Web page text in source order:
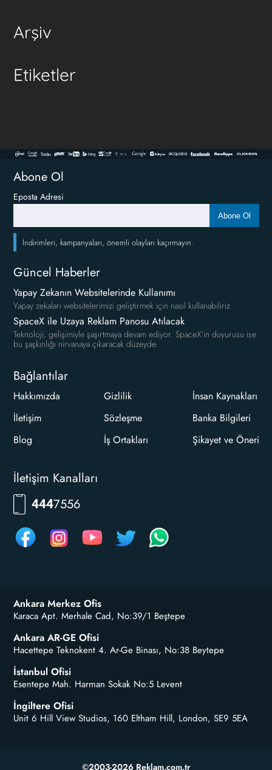
Arşiv
Etiketler
Abone Ol
Eposta Adresi
Abone Ol
İndirimleri, kampanyaları, önemli olayları kaçırmayın.
Güncel Haberler
Yapay Zekanın Websitelerinde Kullanımı
Yapay zekaları websitelerimizi geliştirmek için nasıl kullanabiliriz
SpaceX ile Uzaya Reklam Panosu Atılacak
Teknoloji, gelişimiyle şaşırtmaya devam ediyor. SpaceX'in duyurusu ise
bu şaşkınlığı nirvanaya çıkaracak düzeyde.
Bağlantılar
Hakkımızda
İletişim
Blog
Gizlilik
Sözleşme
İş Ortakları
İnsan Kaynakları
Banka Bilgileri
Şikayet ve Öneri
İletişim Kanalları
4447556
Ankara Merkez Ofis
Karaca Apt. Merhale Cad, No:39/1 Beştepe
Ankara AR-GE Ofisi
Hacettepe Teknokent 4. Ar-Ge Binası, No:38 Beytepe
İstanbul Ofisi
Esentepe Mah. Harman Sokak No:5 Levent
İngiltere Ofisi
Unit 6 Hill View Studios, 160 Eltham Hill, London, SE9 5EA
©2003-2026 Reklam.com.tr